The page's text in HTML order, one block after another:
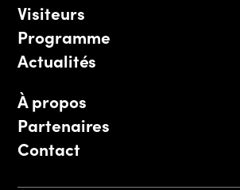
Visiteurs
Programme
Actualités
À propos
Partenaires
Contact